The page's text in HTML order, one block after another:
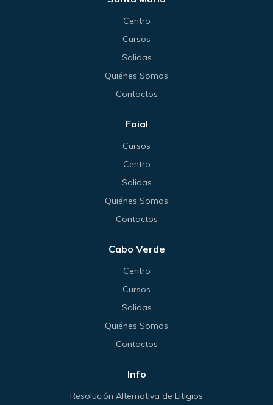
Centro
Cursos
Salidas
Quiénes Somos
Contactos
Faial
Cursos
Centro
Salidas
Quiénes Somos
Contactos
Cabo Verde
Centro
Cursos
Salidas
Quiénes Somos
Contactos
Info
Resolución Alternativa de Litigios